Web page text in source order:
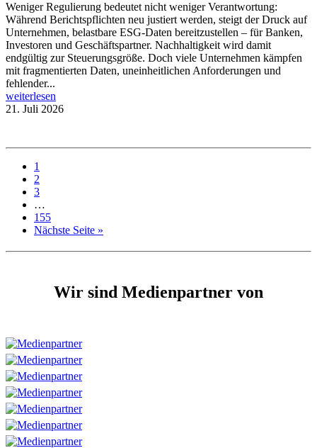
Weniger Regulierung bedeutet nicht weniger Verantwortung:
Während Berichtspflichten neu justiert werden, steigt der Druck auf
Unternehmen, belastbare ESG-Daten bereitzustellen – für Banken,
Investoren und Geschäftspartner. Nachhaltigkeit wird damit
endgültig zur Steuerungsgröße. Doch viele Unternehmen kämpfen
mit fragmentierten Daten, uneinheitlichen Anforderungen und
fehlender...
weiterlesen
21. Juli 2026
1
2
3
…
155
Nächste Seite »
Wir sind Medienpartner von